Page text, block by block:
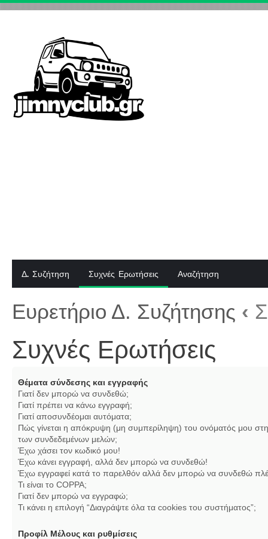
Δ. Συζήτηση Συχνές Ερωτήσεις Αναζήτηση
Ευρετήριο Δ. Συζήτησης ‹
Συχνές Ερωτήσεις
Θέματα σύνδεσης και εγγραφής
Γιατί δεν μπορώ να συνδεθώ;
Γιατί πρέπει να κάνω εγγραφή;
Γιατί αποσυνδέομαι αυτόματα;
Πώς γίνεται η απόκρυψη (μη συμπερίληψη) του ονόματός μου στη
των συνδεδεμένων μελών;
Έχω χάσει τον κωδικό μου!
Έχω κάνει εγγραφή, αλλά δεν μπορώ να συνδεθώ!
Έχω εγγραφεί κατά το παρελθόν αλλά δεν μπορώ να συνδεθώ
Τι είναι το COPPA;
Γιατί δεν μπορώ να εγγραφώ;
Τι κάνει η επιλογή “Διαγράψτε όλα τα cookies του συστήματος”;
Προφίλ Μέλους και ρυθμίσεις